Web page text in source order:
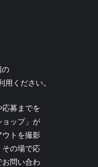
の
用ください。
募までを
ョップ」が
トを撮影
その場で応
お問い合わ